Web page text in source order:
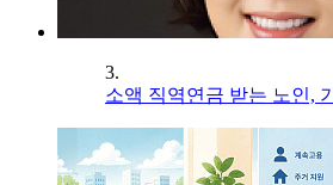
3.
소액 직역연금 받는 노인,